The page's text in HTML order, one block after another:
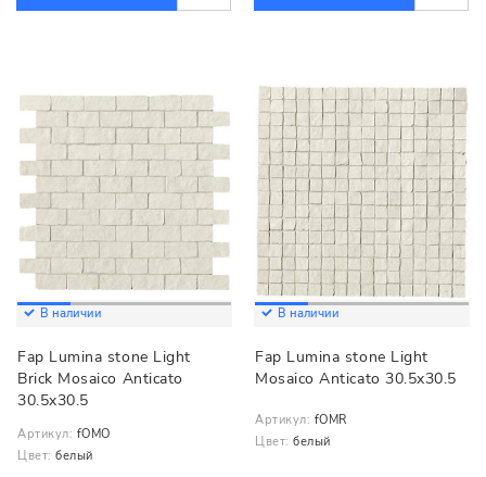
В наличии
Fap Lumina stone Light
Brick Mosaico Anticato
30.5x30.5
Артикул: fOMO
Цвет: белый
В наличии
Fap Lumina stone Light
Mosaico Anticato 30.5x30.5
Артикул: fOMR
Цвет: белый